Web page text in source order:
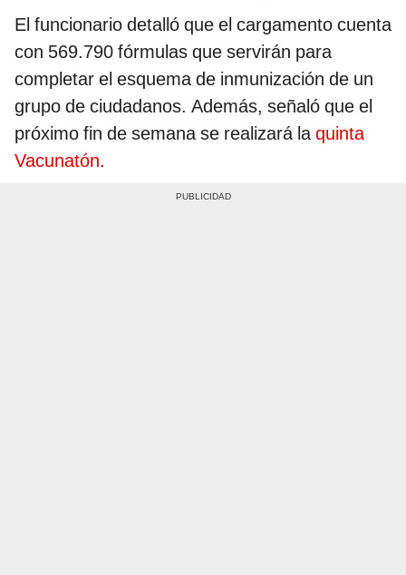
El funcionario detalló que el cargamento cuenta
con 569.790 fórmulas que servirán para
completar el esquema de inmunización de un
grupo de ciudadanos. Además, señaló que el
próximo fin de semana se realizará laquinta
Vacunatón.